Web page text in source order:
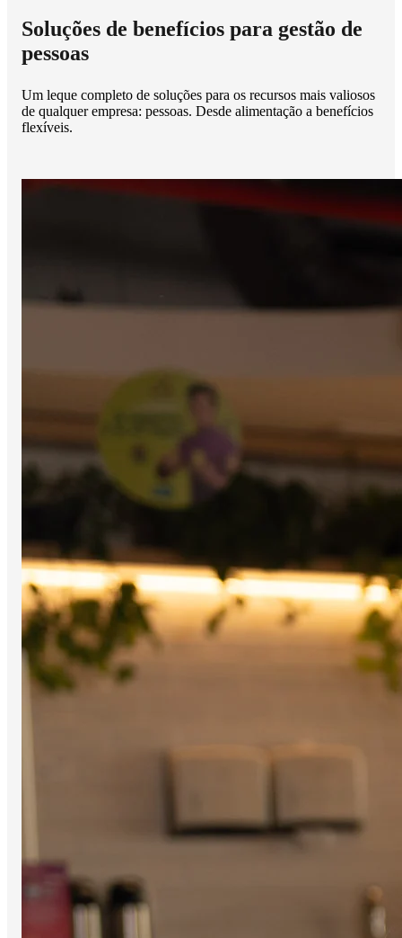
Soluções de benefícios para gestão de
pessoas
Um leque completo de soluções para os recursos mais valiosos
de qualquer empresa: pessoas. Desde alimentação a benefícios
flexíveis.